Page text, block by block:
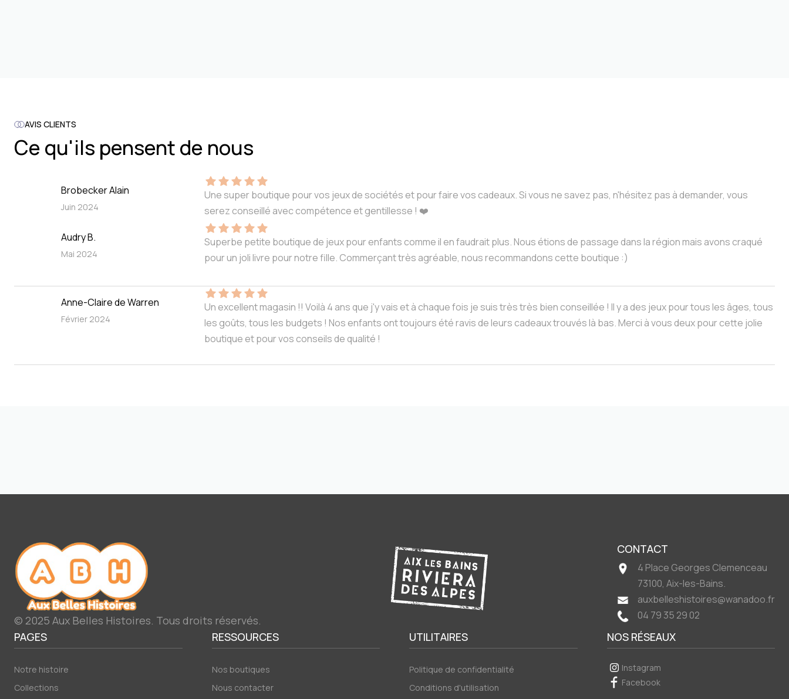
AVIS CLIENTS
Ce qu'ils pensent de nous
Brobecker Alain
Juin 2024
Une super boutique pour vos jeux de sociétés et pour faire vos cadeaux. Si vous ne savez pas, n'hésitez pas à demander, vous
serez conseillé avec compétence et gentillesse ! ❤️
Audry B.
Mai 2024
Superbe petite boutique de jeux pour enfants comme il en faudrait plus. Nous étions de passage dans la région mais avons craqué
pour un joli livre pour notre fille. Commerçant très agréable, nous recommandons cette boutique :)
Anne-Claire de Warren
Février 2024
Un excellent magasin !! Voilà 4 ans que j'y vais et à chaque fois je suis très très bien conseillée ! Il y a des jeux pour tous les âges, tous
les goûts, tous les budgets ! Nos enfants ont toujours été ravis de leurs cadeaux trouvés là bas. Merci à vous deux pour cette jolie
boutique et pour vos conseils de qualité !
© 2025 Aux Belles Histoires. Tous droits réservés.
CONTACT
4 Place Georges Clemenceau
73100, Aix-les-Bains.
auxbelleshistoires@wanadoo.fr
04 79 35 29 02
PAGES
Notre histoire
Collections
RESSOURCES
Nos boutiques
Nous contacter
UTILITAIRES
Politique de confidentialité
Conditions d'utilisation
NOS RÉSEAUX
Instagram
Facebook